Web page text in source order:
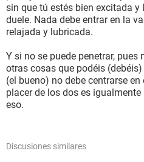
sin que tú estés bien excitada y
duele. Nada debe entrar en la
relajada y lubricada.
Y si no se puede penetrar, pues
otras cosas que podéis
(el bueno) no debe centrarse
placer de los dos es
eso.
Discusiones similares